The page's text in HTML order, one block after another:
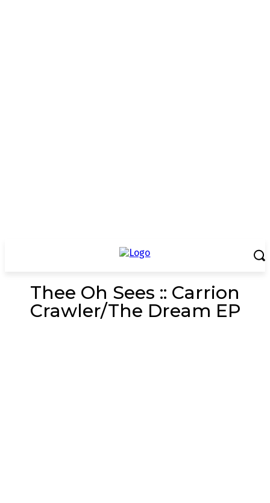
Thee Oh Sees :: Carrion
Crawler/The Dream EP